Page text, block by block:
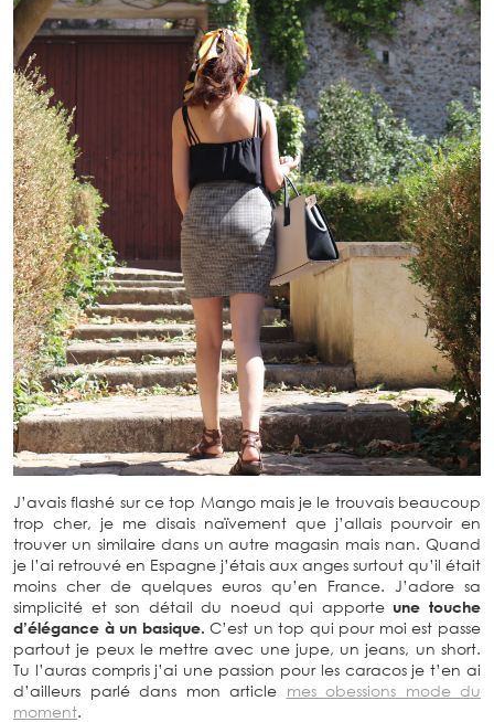
J’avais flashé sur ce top Mango mais je le trouvais beaucoup
trop cher, je me disais naïvement que j’allais pourvoir en
trouver un similaire dans un autre magasin mais nan. Quand
je l’ai retrouvé en Espagne j’étais aux anges surtout qu’il était
moins cher de quelques euros qu’en France. J’adore sa
simplicité et son détail du noeud qui apporte une touche
d’élégance à un basique. C’est un top qui pour moi est passe
partout je peux le mettre avec une jupe, un jeans, un short.
Tu l’auras compris j’ai une passion pour les caracos je t’en ai
d’ailleurs parlé dans mon article mes obessions mode du
moment.